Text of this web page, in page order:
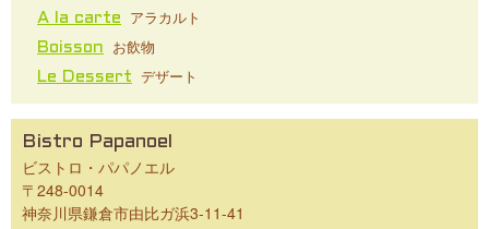
A la carte アラカルト
Boisson お飲物
Le Dessert デザート
Bistro Papanoel
ビストロ・パパノエル
〒248-0014
神奈川県鎌倉市由比ガ浜3-11-41